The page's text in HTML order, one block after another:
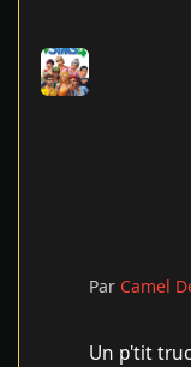
Par Camel
Un p'tit